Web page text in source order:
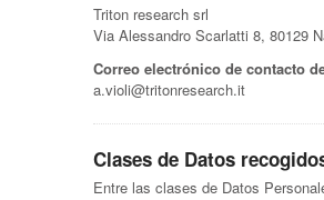
Triton research srl
Via Alessandro Scarlatti 8, 80129
Correo electrónico de contacto
a.violi@tritonresearch.it
Clases de Datos
Entre las clases de Datos